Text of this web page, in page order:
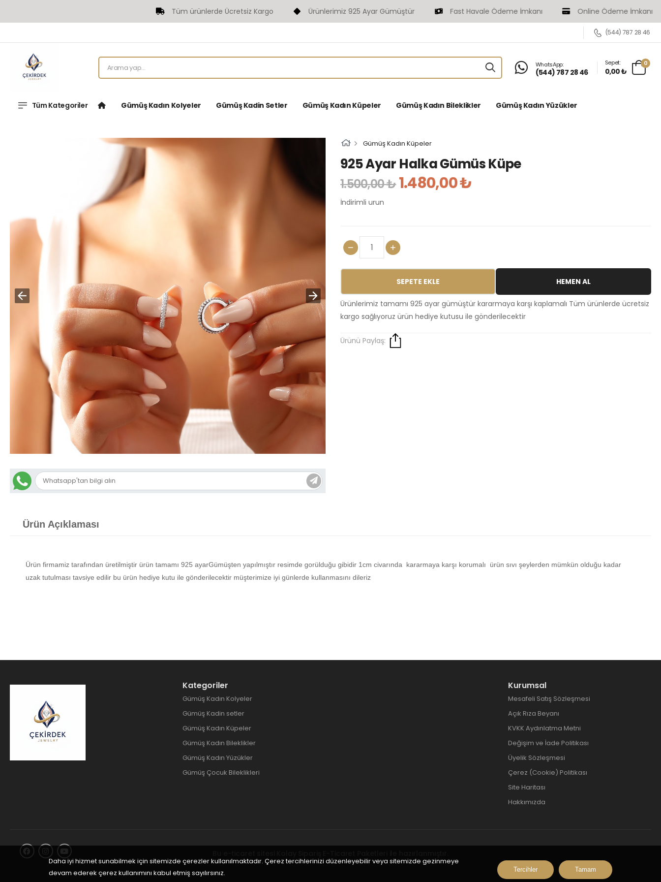
Tüm ürünlerde Ücretsiz Kargo Ürünlerimiz 925 Ayar Gümüştür Fast Havale Ödeme İmkanı Online Ödeme İmkanı
(544) 787 28 46
WhatsApp:
(544) 787 28 46
Sepet:
0,00 ₺
0
Tüm Kategoriler Gümüş Kadın Kolyeler Gümüş Kadin Setler Gümüş Kadın Küpeler Gümüş Kadın Bileklikler Gümüş Kadın Yüzükler
Gümüş Kadın Küpeler
925 Ayar Halka Gümüs Küpe
1.500,00 ₺1.480,00 ₺
İndirimli urun
SEPETE EKLE HEMEN AL
Ürünlerimiz tamamı 925 ayar gümüştür kararmaya karşı kaplamalı Tüm ürünlerde ücretsiz
kargo sağlıyoruz ürün hediye kutusu ile gönderilecektir
Ürünü Paylaş:
Ürün Açıklaması
Ürün firmamiz tarafından üretilmiştir ürün tamamı 925 ayarGümüşten yapılmıştır resimde gorülduğu gibidir 1cm civarında kararmaya karşı korumalı ürün sıvı şeylerden mümkün olduğu kadar
uzak tutulması tavsiye edilir bu ürün hediye kutu ile gönderilecektir müşterimize iyi günlerde kullanmasını dileriz
Kategoriler
Gümüş Kadın Kolyeler
Gümüş Kadin setler
Gümüş Kadın Küpeler
Gümüş Kadın Bileklikler
Gümüş Kadın Yüzükler
Gümüş Çocuk Bileklikleri
Kurumsal
Mesafeli Satış Sözleşmesi
Açık Rıza Beyanı
KVKK Aydınlatma Metni
Değişim ve İade Politikası
Üyelik Sözleşmesi
Çerez (Cookie) Politikası
Site Haritası
Hakkımızda
Daha iyi hizmet sunabilmek için sitemizde çerezler kullanılmaktadır. Çerez tercihlerinizi düzenleyebilir veya sitemizde gezinmeye
devam ederek çerez kullanımını kabul etmiş sayılırsınız.
Tercihler Tamam